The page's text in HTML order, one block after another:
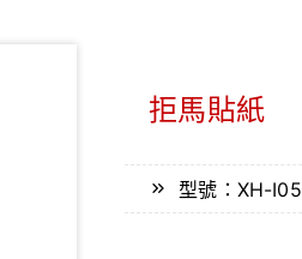
拒馬貼紙
型號：XH-I05